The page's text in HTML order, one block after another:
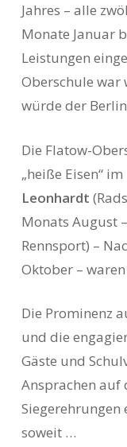
Jahres – alle
Monate Januar
Leistungen
Oberschule war
würde der
Die Flatow-
„heiße Eisen“ im
Leonhardt
Monats August
Rennsport) –
Oktober –
Die Prominenz
und die
Gäste und
Ansprachen auf
Siegerehrungen
soweit …